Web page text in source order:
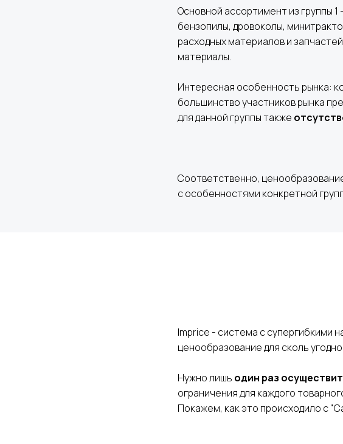
Основной ассортимент из группы
бензопилы, дровоколы,
расходных материалов и
материалы.
Интересная особенность рынка:
большинство участников рынка
для данной группы также
Соответственно,
с особенностями конкретной
Imprice - система с супергибкими
ценообразование для сколь
Нужно лишь один раз
ограничения для каждого
Покажем, как это происходило с